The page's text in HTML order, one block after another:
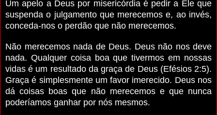
Um apelo a Deus por misericórdia é pedir a Ele que
suspenda o julgamento que merecemos e, ao invés,
conceda-nos o perdão que não merecemos.
Não merecemos nada de Deus. Deus não nos deve
nada. Qualquer coisa boa que tivermos em nossas
vidas é um resultado da graça de Deus (Efésios 2:5).
Graça é simplesmente um favor imerecido. Deus nos
dá coisas boas que não merecemos e que nunca
poderíamos ganhar por nós mesmos.